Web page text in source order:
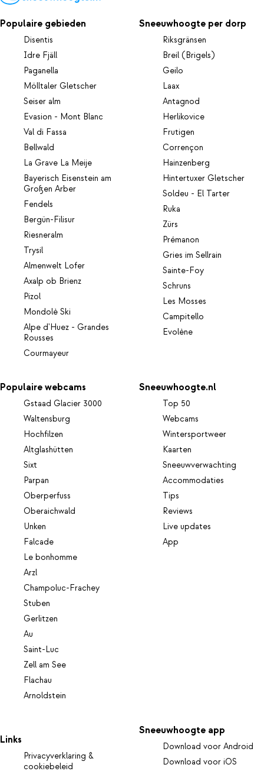
Populaire gebieden
Disentis
Idre Fjäll
Paganella
Mölltaler Gletscher
Seiser alm
Evasion - Mont Blanc
Val di Fassa
Bellwald
La Grave La Meije
Bayerisch Eisenstein am
Großen Arber
Fendels
Bergün-Filisur
Riesneralm
Trysil
Almenwelt Lofer
Axalp ob Brienz
Pizol
Mondolè Ski
Alpe d'Huez - Grandes
Rousses
Courmayeur
Sneeuwhoogte per dorp
Riksgränsen
Breil (Brigels)
Geilo
Laax
Antagnod
Herlikovice
Frutigen
Corrençon
Hainzenberg
Hintertuxer Gletscher
Soldeu - El Tarter
Ruka
Zürs
Prémanon
Gries im Sellrain
Sainte-Foy
Schruns
Les Mosses
Campitello
Evolène
Populaire webcams
Gstaad Glacier 3000
Waltensburg
Hochfilzen
Altglashütten
Sixt
Parpan
Oberperfuss
Oberaichwald
Unken
Falcade
Le bonhomme
Arzl
Champoluc-Frachey
Stuben
Gerlitzen
Au
Saint-Luc
Zell am See
Flachau
Arnoldstein
Sneeuwhoogte.nl
Top 50
Webcams
Wintersportweer
Kaarten
Sneeuwverwachting
Accommodaties
Tips
Reviews
Live updates
App
Links
Privacyverklaring &
cookiebeleid
Sneeuwhoogte app
Download voor Android
Download voor iOS